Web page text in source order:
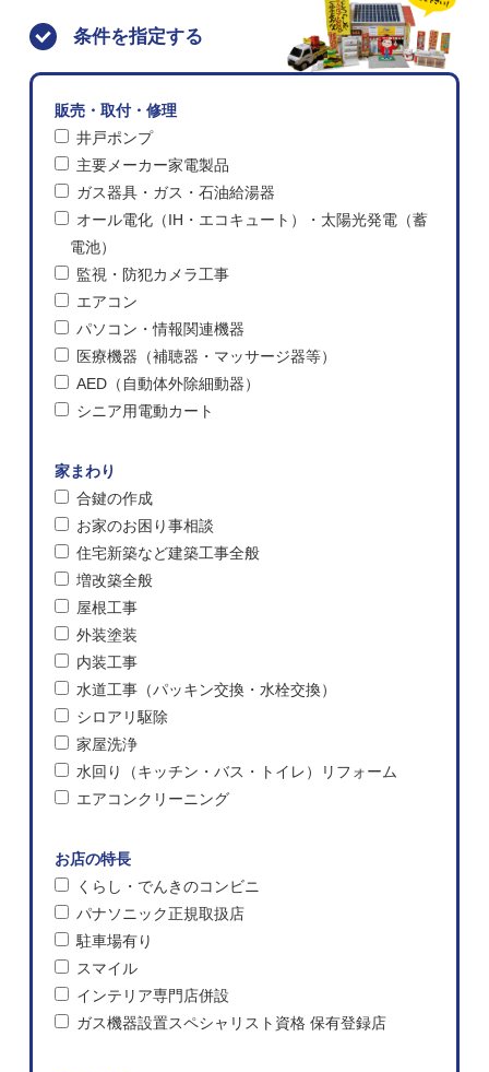
条件を指定する
販売・取付・修理
井戸ポンプ
主要メーカー家電製品
ガス器具・ガス・石油給湯器
オール電化（IH・エコキュート）・太陽光発電（蓄
電池）
監視・防犯カメラ工事
エアコン
パソコン・情報関連機器
医療機器（補聴器・マッサージ器等）
AED（自動体外除細動器）
シニア用電動カート
家まわり
合鍵の作成
お家のお困り事相談
住宅新築など建築工事全般
増改築全般
屋根工事
外装塗装
内装工事
水道工事（パッキン交換・水栓交換）
シロアリ駆除
家屋洗浄
水回り（キッチン・バス・トイレ）リフォーム
エアコンクリーニング
お店の特長
くらし・でんきのコンビニ
パナソニック正規取扱店
駐車場有り
スマイル
インテリア専門店併設
ガス機器設置スペシャリスト資格 保有登録店